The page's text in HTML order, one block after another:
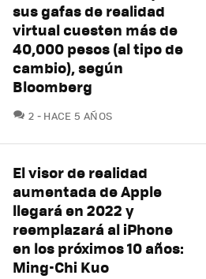
sus gafas de realidad
virtual cuesten más de
40,000 pesos (al tipo de
cambio), según
Bloomberg
2 COMENTARIOS
HACE 5 AÑOS
El visor de realidad
aumentada de Apple
llegará en 2022 y
reemplazará al iPhone
en los próximos 10 años:
Ming-Chi Kuo